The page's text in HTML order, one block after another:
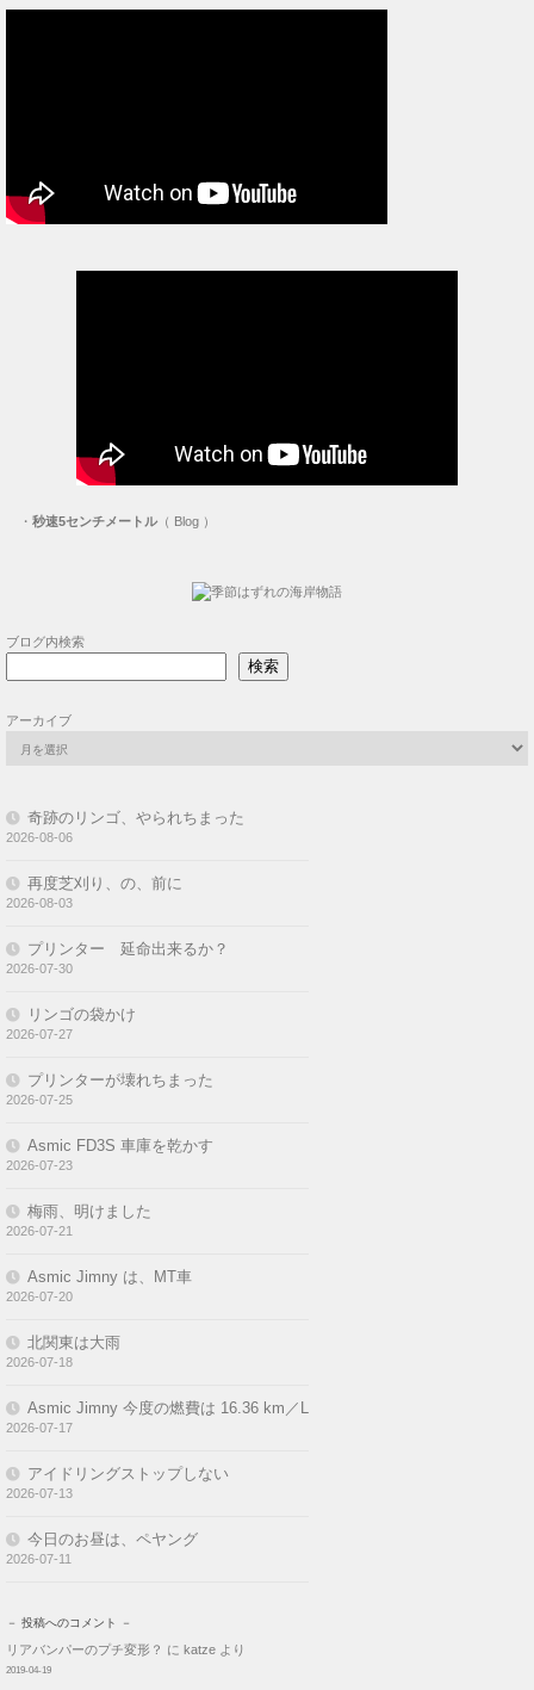
・ 秒速5センチメートル（ Blog ）
ブログ内検索
検索
アーカイブ
奇跡のリンゴ、やられちまった
2026-08-06
再度芝刈り、の、前に
2026-08-03
プリンター 延命出来るか？
2026-07-30
リンゴの袋かけ
2026-07-27
プリンターが壊れちまった
2026-07-25
Asmic FD3S 車庫を乾かす
2026-07-23
梅雨、明けました
2026-07-21
Asmic Jimny は、MT車
2026-07-20
北関東は大雨
2026-07-18
Asmic Jimny 今度の燃費は 16.36 km／L
2026-07-17
アイドリングストップしない
2026-07-13
今日のお昼は、ペヤング
2026-07-11
－ 投稿へのコメント －
リアバンパーのプチ変形？ に katze より
2019-04-19